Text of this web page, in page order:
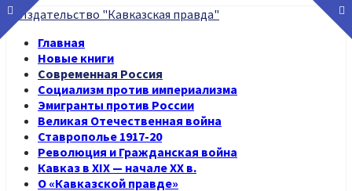
Главная
Новые книги
Современная Россия
Социализм против империализма
Эмигранты против России
Великая Отечественная война
Ставрополье 1917-20
Революция и Гражданская война
Кавказ в XIX — начале XX в.
О «Кавказской правде»